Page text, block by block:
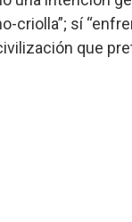
criolla”; sí
que